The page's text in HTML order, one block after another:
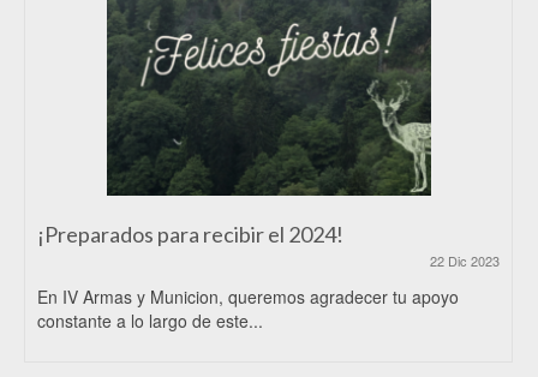
¡Preparados para recibir el 2024!
22 Dic 2023
En IV Armas y Municion, queremos agradecer tu apoyo
constante a lo largo de este...